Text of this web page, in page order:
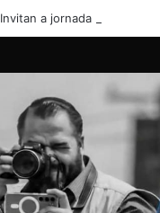
Invitan a jornada gratuita de